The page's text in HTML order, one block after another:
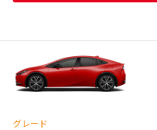
グレード